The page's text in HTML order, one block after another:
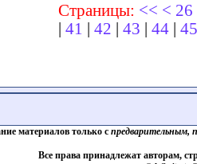
Страницы: << < 26
41 42 43 44 45
материалов только с предварительным,
Все права принадлежат авторам,